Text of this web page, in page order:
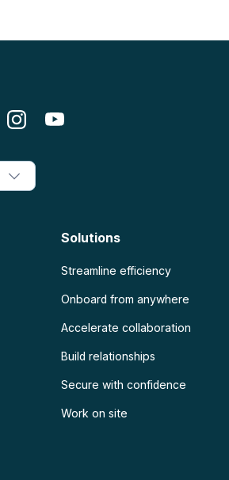
Solutions
Streamline efficiency
Onboard from anywhere
Accelerate collaboration
Build relationships
Secure with confidence
Work on site